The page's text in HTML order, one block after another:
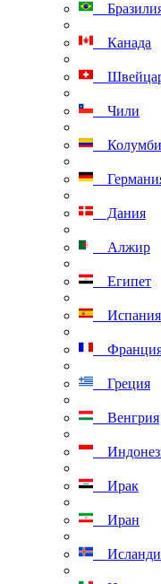
Канада
Чили
Дания
Алжир
Египет
Испания
Греция
Венгрия
Ирак
Иран